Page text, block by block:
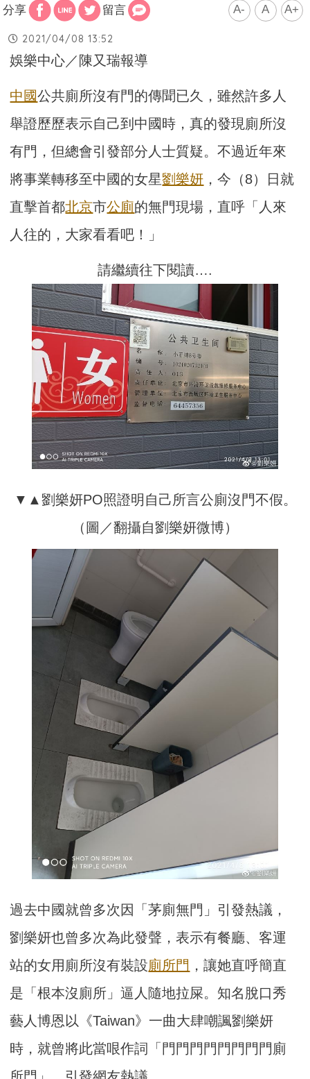
分享 留言 A- A A+
2021/04/08 13:52
娛樂中心／陳又瑞報導
中國公共廁所沒有門的傳聞已久，雖然許多人
舉證歷歷表示自己到中國時，真的發現廁所沒
有門，但總會引發部分人士質疑。不過近年來
將事業轉移至中國的女星劉樂妍 ，今（8）日就
直擊首都北京市公廁的無門現場，直呼「人來
人往的，大家看看吧！」
請繼續往下閱讀….
▼▲劉樂妍PO照證明自己所言公廁沒門不假。
（圖／翻攝自劉樂妍微博）
過去中國就曾多次因「茅廁無門」引發熱議，
劉樂妍也曾多次為此發聲，表示有餐廳、客運
站的女用廁所沒有裝設廁所門 ，讓她直呼簡直
是「根本沒廁所」逼人隨地拉屎。知名脫口秀
藝人博恩以《Taiwan》一曲大肆嘲諷劉樂妍
時，就曾將此當哏作詞「門門門門門門門門廁
所門」，引發網友熱議。